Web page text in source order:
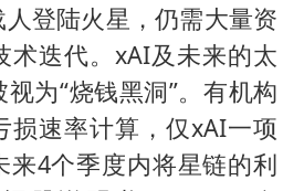
登陆火星，仍需大量资
术迭代。xAI及未来的太
为“烧钱黑洞”。有机构
损速率计算，仅xAI一项
来4个季度内将星链的利